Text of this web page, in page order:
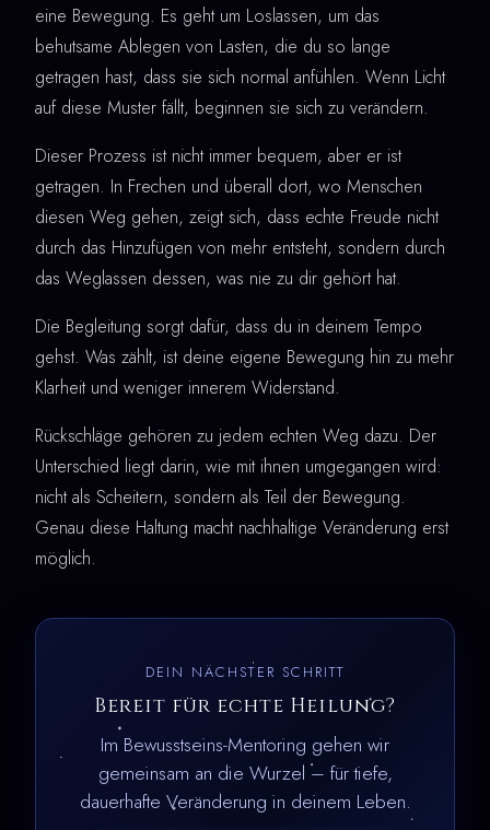
eine Bewegung. Es geht um Loslassen, um das
behutsame Ablegen von Lasten, die du so lange
getragen hast, dass sie sich normal anfühlen. Wenn Licht
auf diese Muster fällt, beginnen sie sich zu verändern.
Dieser Prozess ist nicht immer bequem, aber er ist
getragen. In Frechen und überall dort, wo Menschen
diesen Weg gehen, zeigt sich, dass echte Freude nicht
durch das Hinzufügen von mehr entsteht, sondern durch
das Weglassen dessen, was nie zu dir gehört hat.
Die Begleitung sorgt dafür, dass du in deinem Tempo
gehst. Was zählt, ist deine eigene Bewegung hin zu mehr
Klarheit und weniger innerem Widerstand.
Rückschläge gehören zu jedem echten Weg dazu. Der
Unterschied liegt darin, wie mit ihnen umgegangen wird:
nicht als Scheitern, sondern als Teil der Bewegung.
Genau diese Haltung macht nachhaltige Veränderung erst
möglich.
DEIN NÄCHSTER SCHRITT
Bereit für echte Heilung?
Im Bewusstseins-Mentoring gehen wir
gemeinsam an die Wurzel – für tiefe,
dauerhafte Veränderung in deinem Leben.